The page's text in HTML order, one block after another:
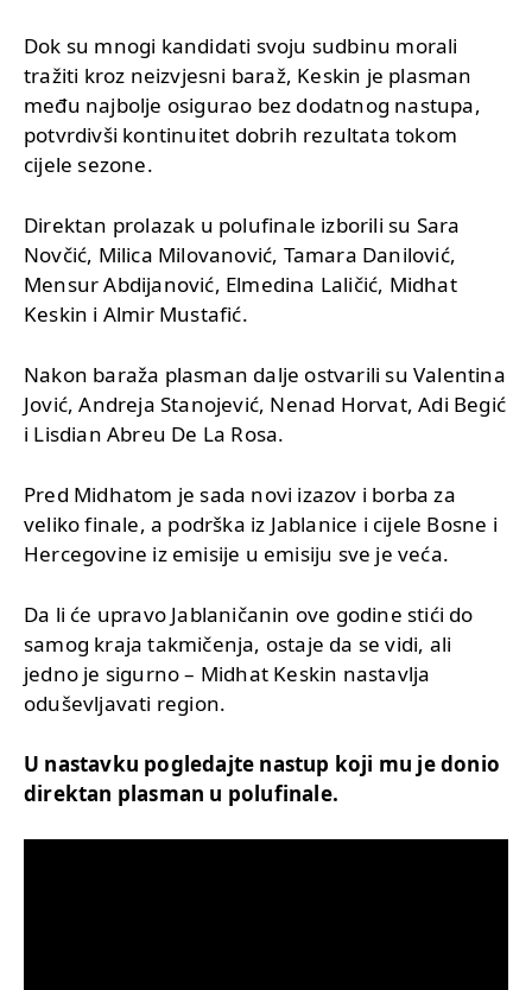
Dok su mnogi kandidati svoju sudbinu morali
tražiti kroz neizvjesni baraž, Keskin je plasman
među najbolje osigurao bez dodatnog nastupa,
potvrdivši kontinuitet dobrih rezultata tokom
cijele sezone.
Direktan prolazak u polufinale izborili su Sara
Novčić, Milica Milovanović, Tamara Danilović,
Mensur Abdijanović, Elmedina Laličić, Midhat
Keskin i Almir Mustafić.
Nakon baraža plasman dalje ostvarili su Valentina
Jović, Andreja Stanojević, Nenad Horvat, Adi Begić
i Lisdian Abreu De La Rosa.
Pred Midhatom je sada novi izazov i borba za
veliko finale, a podrška iz Jablanice i cijele Bosne i
Hercegovine iz emisije u emisiju sve je veća.
Da li će upravo Jablaničanin ove godine stići do
samog kraja takmičenja, ostaje da se vidi, ali
jedno je sigurno – Midhat Keskin nastavlja
oduševljavati region.
U nastavku pogledajte nastup koji mu je donio
direktan plasman u polufinale.